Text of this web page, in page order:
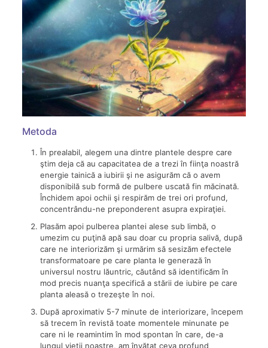
Metoda
În prealabil, alegem una dintre plantele despre care
ştim deja că au capacitatea de a trezi în fiinţa noastră
energie tainică a iubirii şi ne asigurăm că o avem
disponibilă sub formă de pulbere uscată fin măcinată.
Închidem apoi ochii şi respirăm de trei ori profund,
concentrându-ne preponderent asupra expiraţiei.
Plasăm apoi pulberea plantei alese sub limbă, o
umezim cu puţină apă sau doar cu propria salivă, după
care ne interiorizăm şi urmărim să sesizăm efectele
transformatoare pe care planta le generază în
universul nostru lăuntric, căutând să identificăm în
mod precis nuanţa specifică a stării de iubire pe care
planta aleasă o trezeşte în noi.
După aproximativ 5-7 minute de interiorizare, începem
să trecem în revistă toate momentele minunate pe
care ni le reamintim în mod spontan în care, de-a
lungul vieţii noastre, am învăţat ceva profund